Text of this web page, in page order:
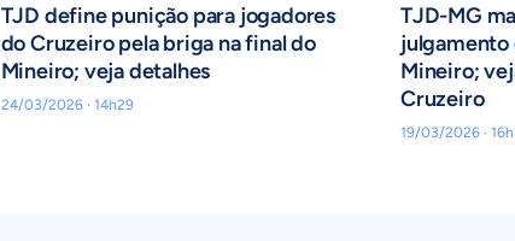
TJD define punição para jogadores
do Cruzeiro pela briga na final do
Mineiro; veja detalhes
24/03/2026 · 14h29
TJD-MG
julgamento
Mineiro;
Cruzeiro
19/03/2026 ·